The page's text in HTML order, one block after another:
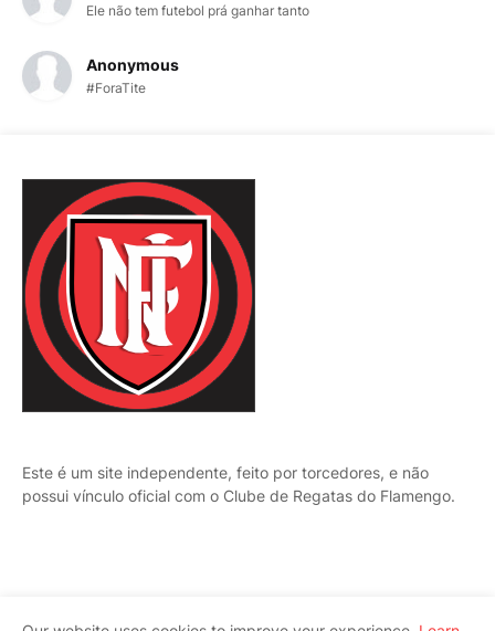
Ele não tem futebol prá ganhar tanto
Anonymous
#ForaTite
Este é um site independente, feito por torcedores, e não
possui vínculo oficial com o Clube de Regatas do Flamengo.